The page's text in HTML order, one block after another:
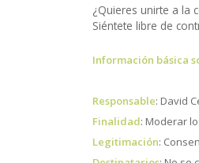
¿Quieres unirte a la
Siéntete libre de
Información básica
Responsable: David
Finalidad: Moderar
Legitimación: